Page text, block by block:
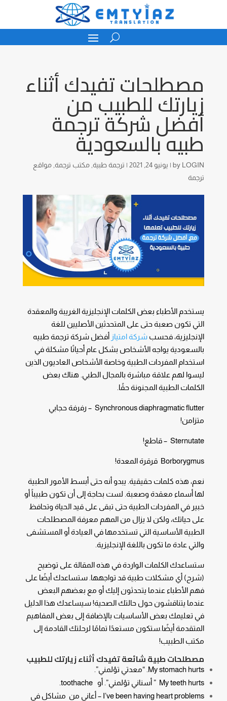
مصطلحات تفيدك أثناء
زيارتك للطبيب من
أفضل شركة ترجمة
طبيه بالسعودية
by LOGIN
| يونيو 24, 2021 | ترجمة طبية, مكتب ترجمة, مواقع
ترجمة
يستخدم الأطباء بعض الكلمات الإنجليزية الغريبة والمعقدة
التي تكون صعبة حتى على المتحدثين الأصليين للغة
الإنجليزية، فحسب شركة امتياز أفضل شركة ترجمة طبيه
بالسعودية يواجه الأشخاص بشكل عام أحيانًا مشكلة في
استخدام المفردات الطبية وخاصة الأشخاص العاديون الذين
ليسوا لهم علاقة مباشرة بالمجال الطبي. هناك بعض
الكلمات الطبية المجنونة حقًا.
Synchronous diaphragmatic flutter – رفرفة حجابي
متزامن!
Sternutate – قاطع!
Borborygmus قرقرة المعدة!
نعم، هذه كلمات حقيقية. يبدو أنه حتى أبسط الأمور الطبية
لها أسماء معقدة وصعبة. لست بحاجة إلى أن تكون طبيباً أو
خبير في المفردات الطبية حتى تبقى على قيد الحياة وتحافظ
على حياتك، ولكن لا يزال من المهم معرفة المصطلحات
الطبية الأساسية التي تستخدمها في العيادة أو المستشفى
والتي عادة ما تكون باللغة الإنجليزية.
ستساعدك الكلمات الواردة في هذه المقالة على توضيح
(شرح) أي مشكلات طبية قد تواجهها. ستساعدك أيضًا على
فهم الأطباء عندما يتحدثون إليك أو مع بعضهم البعض
عندما يتناقشون حول حالتك الصحية! سيساعدك هذا الدليل
في تعليمك بعض الأساسيات بالإضافة إلى بعض المفاهيم
المتقدمة أيضًا.ستكون مستعدًا تمامًا لرحلتك القادمة إلى
مكتب الطبيب!
مصطلحات طبية شائعة تفيدك أثناء زيارتك للطبيب
My stomach hurts. “معدتي تؤلمني”.
My teeth hurts ” أسناني تؤلمني”. أو toothache.
I’ve been having heart problems – أعاني من مشاكل في